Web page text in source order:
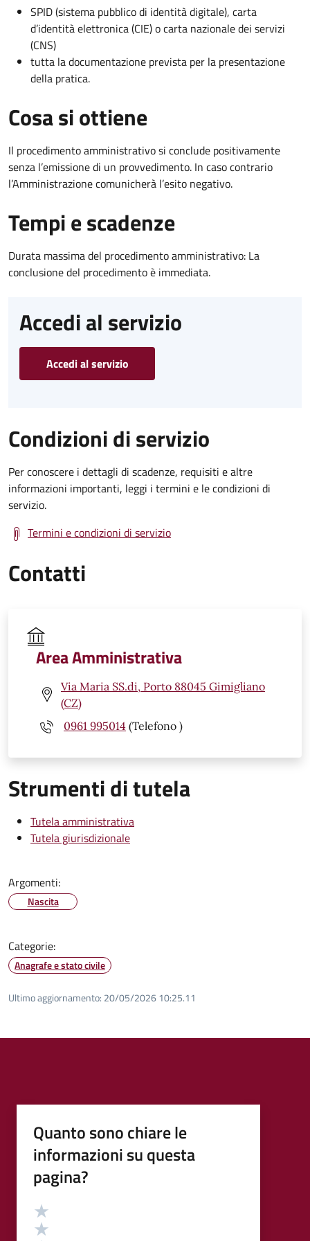
SPID (sistema pubblico di identità digitale), carta
d’identità elettronica (CIE) o carta nazionale dei servizi
(CNS)
tutta la documentazione prevista per la presentazione
della pratica.
Cosa si ottiene
Il procedimento amministrativo si conclude positivamente
senza l’emissione di un provvedimento. In caso contrario
l’Amministrazione comunicherà l’esito negativo.
Tempi e scadenze
Durata massima del procedimento amministrativo: La
conclusione del procedimento è immediata.
Accedi al servizio
Accedi al servizio
Condizioni di servizio
Per conoscere i dettagli di scadenze, requisiti e altre
informazioni importanti, leggi i termini e le condizioni di
servizio.
Termini e condizioni di servizio
Contatti
Area Amministrativa
Via Maria SS.di, Porto 88045 Gimigliano
(CZ)
0961 995014 (Telefono )
Strumenti di tutela
Tutela amministrativa
Tutela giurisdizionale
Argomenti:
Nascita
Categorie:
Anagrafe e stato civile
Ultimo aggiornamento: 20/05/2026 10:25.11
Quanto sono chiare le
informazioni su questa
pagina?
Valutazione